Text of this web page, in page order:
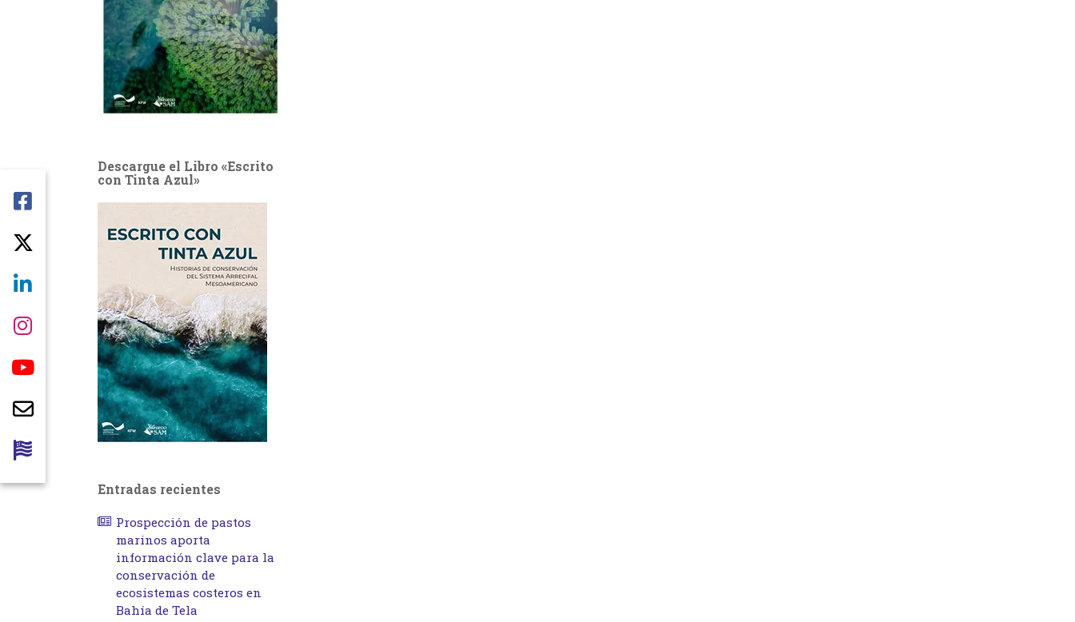
Descargue el Libro «Escrito
con Tinta Azul»
Entradas recientes
Prospección de pastos
marinos aporta
información clave para la
conservación de
ecosistemas costeros en
Bahía de Tela